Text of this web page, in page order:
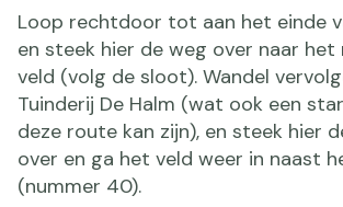
Loop rechtdoor tot aan het einde
en steek hier de weg over naar het
veld (volg de sloot). Wandel
Tuinderij De Halm (wat ook een
deze route kan zijn), en steek hier
over en ga het veld weer in naast
(nummer 40).